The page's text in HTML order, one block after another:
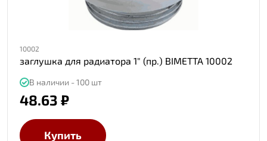
10002
заглушка для радиатора 1" (пр.) BIMETTA 10002
В наличии - 100 шт
48.63 ₽
Купить